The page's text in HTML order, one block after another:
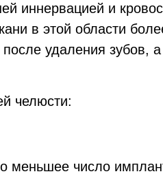
иннервацией и
в этой области
удаления зубов,
челюсти:
меньшее число